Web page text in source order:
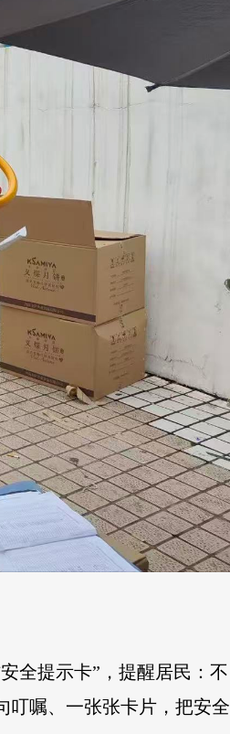
全提示卡”，提醒居民：不
嘱、一张张卡片，把安全